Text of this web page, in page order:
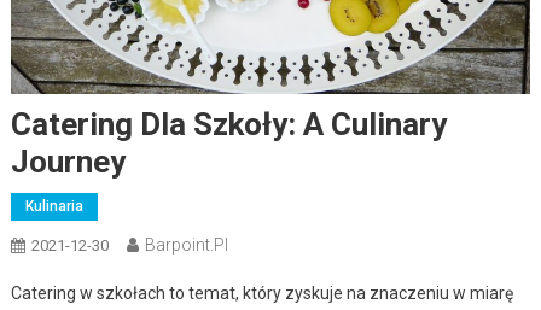
Catering Dla Szkoły: A Culinary
Journey
Kulinaria
2021-12-30 Barpoint.pl
Catering w szkołach to temat, który zyskuje na znaczeniu w miarę